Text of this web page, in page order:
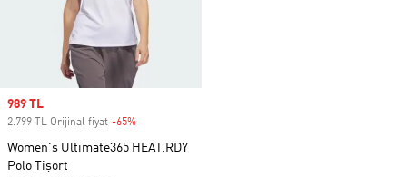
Sale price
989 TL
2.799 TL Orijinal fiyat -65%
Women's Ultimate365 HEAT.RDY
Polo Tişört